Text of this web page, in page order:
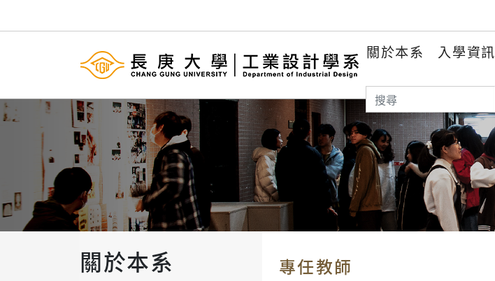
關於本系 入學資訊
搜尋
關於本系 專任教師